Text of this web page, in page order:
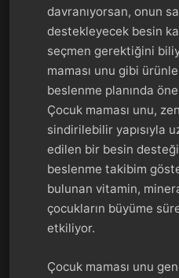
davranıyorsan, onun
destekleyecek besin
seçmen gerektiğini
maması unu gibi
beslenme planında
Çocuk maması unu,
sindirilebilir yapısıyla
edilen bir besin
beslenme takibim
bulunan vitamin,
çocukların büyüme
etkiliyor.
Çocuk maması unu